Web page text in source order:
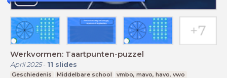
Werkvormen: Taartpunten-puzzel
April 2025- 11 slides
Geschiedenis Middelbare school
vmbo, mavo, havo, vwo